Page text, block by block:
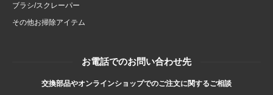
ブラシ/スクレーパー
その他お掃除アイテム
お電話でのお問い合わせ先
交換部品やオンラインショップでのご注文に関するご相談